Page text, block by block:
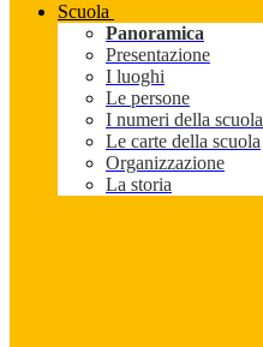
Scuola
Panoramica
Presentazione
I luoghi
Le persone
I numeri della scuola
Le carte della scuola
Organizzazione
La storia